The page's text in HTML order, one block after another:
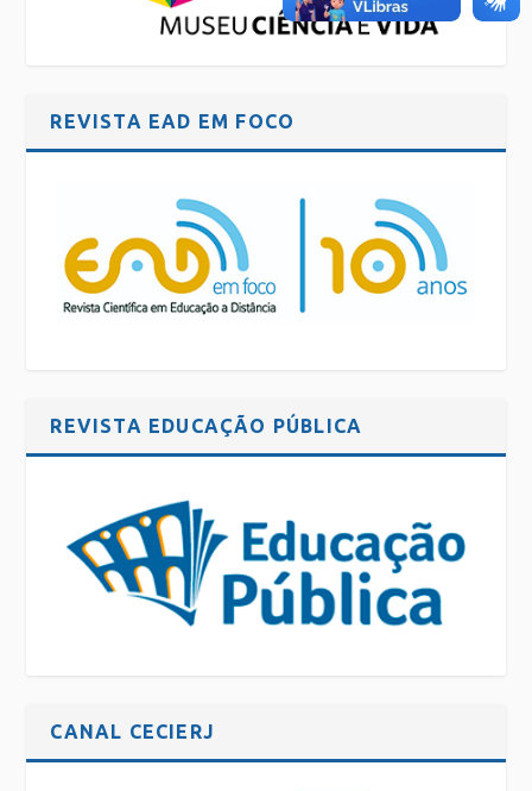
REVISTA EAD EM FOCO
REVISTA EDUCAÇÃO PÚBLICA
CANAL CECIERJ